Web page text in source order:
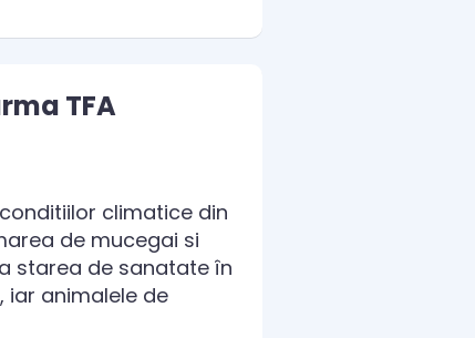
TFA
climatice din
de mucegai si
starea de sanatate în
iar animalele de